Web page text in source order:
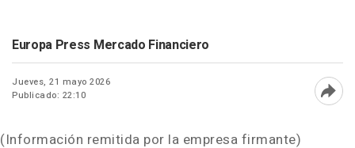
Europa Press Mercado Financiero
Jueves, 21 mayo 2026
Publicado: 22:10
(Información remitida por la empresa firmante)